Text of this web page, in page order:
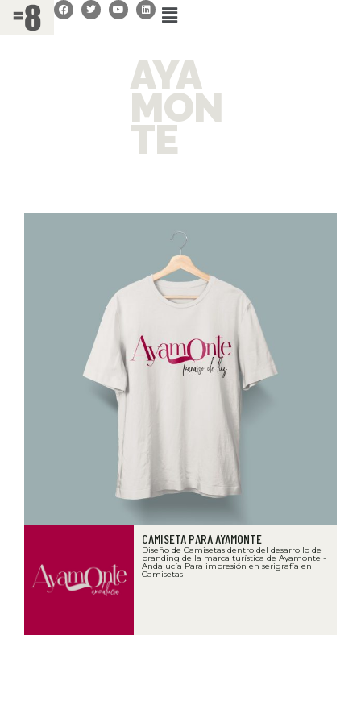
AYA
MON
TE
CAMISETA PARA AYAMONTE
Diseño de Camisetas dentro del desarrollo de
branding de la marca turística de Ayamonte -
Andalucía Para impresión en serigrafía en
Camisetas